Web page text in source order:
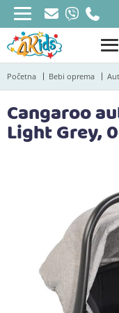
Početna Bebi oprema
Cangaroo
Light Grey,